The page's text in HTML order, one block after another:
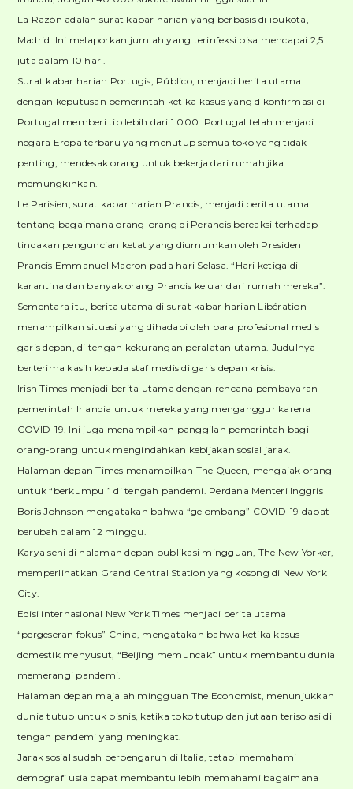
La Razón adalah surat kabar harian yang berbasis di ibukota,
Madrid. Ini melaporkan jumlah yang terinfeksi bisa mencapai 2,5
juta dalam 10 hari.
Surat kabar harian Portugis, Público, menjadi berita utama
dengan keputusan pemerintah ketika kasus yang dikonfirmasi di
Portugal memberi tip lebih dari 1.000. Portugal telah menjadi
negara Eropa terbaru yang menutup semua toko yang tidak
penting, mendesak orang untuk bekerja dari rumah jika
memungkinkan.
Le Parisien, surat kabar harian Prancis, menjadi berita utama
tentang bagaimana orang-orang di Perancis bereaksi terhadap
tindakan penguncian ketat yang diumumkan oleh Presiden
Prancis Emmanuel Macron pada hari Selasa. “Hari ketiga di
karantina dan banyak orang Prancis keluar dari rumah mereka”.
Sementara itu, berita utama di surat kabar harian Libération
menampilkan situasi yang dihadapi oleh para profesional medis
garis depan, di tengah kekurangan peralatan utama. Judulnya
berterima kasih kepada staf medis di garis depan krisis.
Irish Times menjadi berita utama dengan rencana pembayaran
pemerintah Irlandia untuk mereka yang menganggur karena
COVID-19. Ini juga menampilkan panggilan pemerintah bagi
orang-orang untuk mengindahkan kebijakan sosial jarak.
Halaman depan Times menampilkan The Queen, mengajak orang
untuk “berkumpul” di tengah pandemi. Perdana Menteri Inggris
Boris Johnson mengatakan bahwa “gelombang” COVID-19 dapat
berubah dalam 12 minggu.
Karya seni di halaman depan publikasi mingguan, The New Yorker,
memperlihatkan Grand Central Station yang kosong di New York
City.
Edisi internasional New York Times menjadi berita utama
“pergeseran fokus” China, mengatakan bahwa ketika kasus
domestik menyusut, “Beijing memuncak” untuk membantu dunia
memerangi pandemi.
Halaman depan majalah mingguan The Economist, menunjukkan
dunia tutup untuk bisnis, ketika toko tutup dan jutaan terisolasi di
tengah pandemi yang meningkat.
Jarak sosial sudah berpengaruh di Italia, tetapi memahami
demografi usia dapat membantu lebih memahami bagaimana